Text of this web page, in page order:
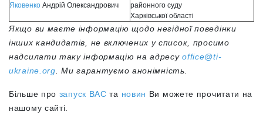
Яковенко Андрій Олександрович
районного суду
Харківської області
Якщо ви маєте інформацію щодо негідної поведінки
інших кандидатів, не включених у список, просимо
надсилати таку інформацію на адресуoffice@ti-
ukraine.org . Ми гарантуємо анонімність.
Більше про запуск ВАС та новин Ви можете прочитати на
нашому сайті.